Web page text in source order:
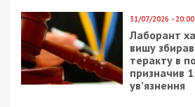
31/07/2026 - 20:00
Лаборант
вишу
теракту в
призначив
ув’язнення